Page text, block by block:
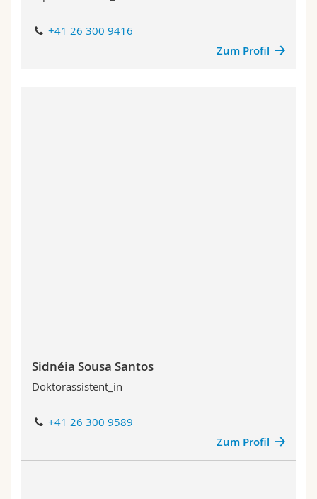
+41 26 300 9416
Zum Profil
Sidnéia Sousa Santos
Doktorassistent_in
+41 26 300 9589
Zum Profil